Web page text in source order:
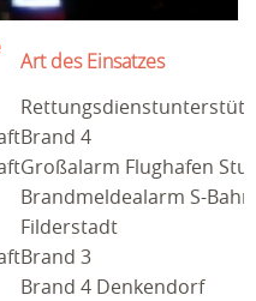
Art des Einsatzes
Brand 4
Großalarm Flughafen
Brandmeldealarm S-Bahn
Filderstadt
Brand 3
Brand 4 Denkendorf